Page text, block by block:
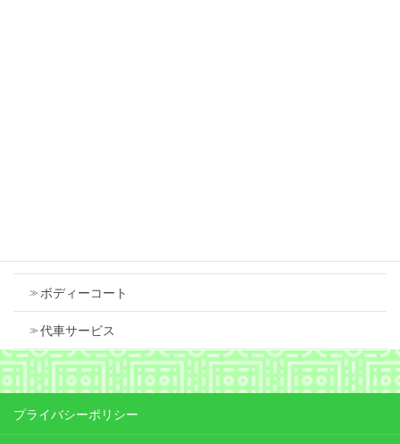
ボディーコート
代車サービス
プライバシーポリシー